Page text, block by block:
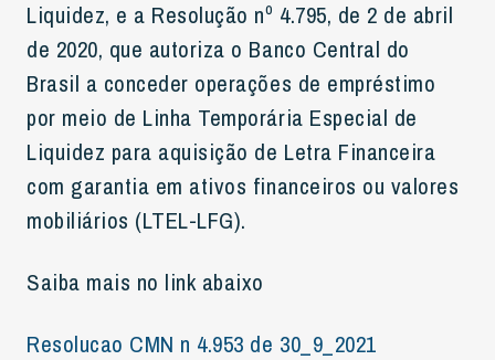
Liquidez, e a Resolução nº 4.795, de 2 de abril
de 2020, que autoriza o Banco Central do
Brasil a conceder operações de empréstimo
por meio de Linha Temporária Especial de
Liquidez para aquisição de Letra Financeira
com garantia em ativos financeiros ou valores
mobiliários (LTEL-LFG).
Saiba mais no link abaixo
Resolucao CMN n 4.953 de 30_9_2021